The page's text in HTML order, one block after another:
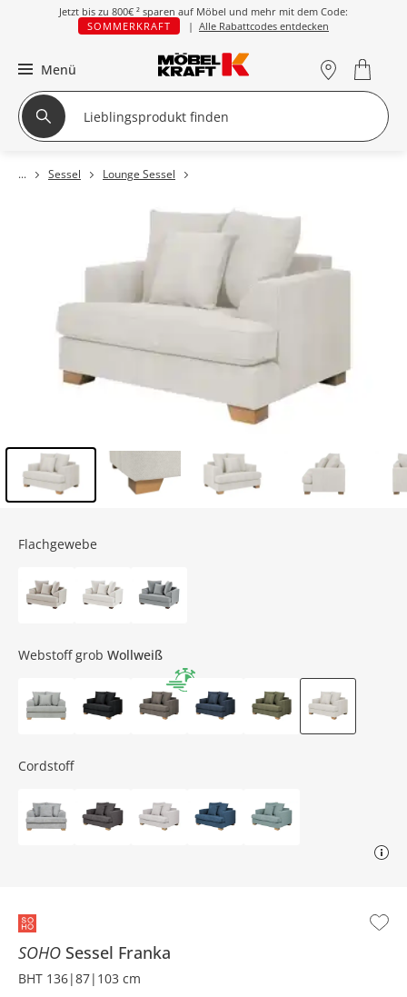
Jetzt bis zu 800€ ² sparen auf Möbel und mehr mit dem Code:
SOMMERKRAFT
| Alle Rabattcodes entdecken
Menü
Sessel Lounge Sessel
SOHO Sessel Franka
BHT 136|87|103 cm
Flachgewebe
Webstoff grob Wollweiß
Cordstoff